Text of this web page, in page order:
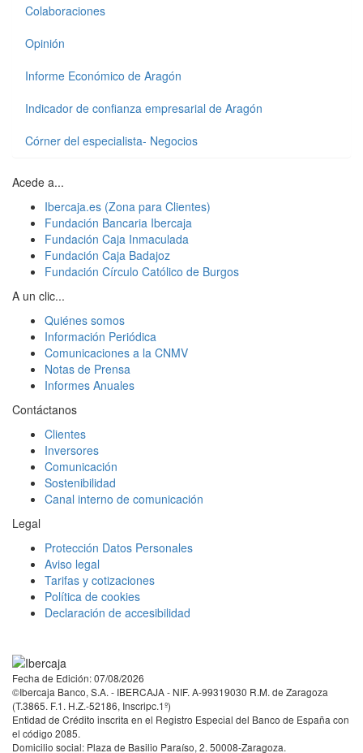
Colaboraciones
Opinión
Informe Económico de Aragón
Indicador de confianza empresarial de Aragón
Córner del especialista- Negocios
Acede a...
Ibercaja.es (Zona para Clientes)
Fundación Bancaria Ibercaja
Fundación Caja Inmaculada
Fundación Caja Badajoz
Fundación Círculo Católico de Burgos
A un clic...
Quiénes somos
Información Periódica
Comunicaciones a la CNMV
Notas de Prensa
Informes Anuales
Contáctanos
Clientes
Inversores
Comunicación
Sostenibilidad
Canal interno de comunicación
Legal
Protección Datos Personales
Aviso legal
Tarifas y cotizaciones
Política de cookies
Declaración de accesibilidad
Fecha de Edición: 07/08/2026
©Ibercaja Banco, S.A. - IBERCAJA - NIF. A-99319030 R.M. de Zaragoza
(T.3865. F.1. H.Z.-52186, Inscripc.1º)
Entidad de Crédito inscrita en el Registro Especial del Banco de España con
el código 2085.
Domicilio social: Plaza de Basilio Paraíso, 2. 50008-Zaragoza.